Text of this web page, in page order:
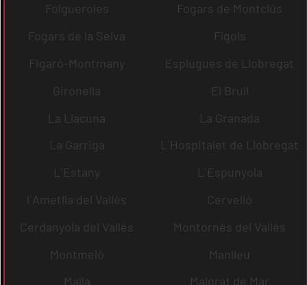
Folgueroles
Fogars de Montclús
Fogars de la Selva
Fígols
Figaró-Montmany
Esplugues de Llobregat
Gironella
El Brull
La Llacuna
La Granada
La Garriga
L´Hospitalet de Llobregat
L´Estany
L´Espunyola
l´Ametlla del Vallès
Cervelló
Cerdanyola del Vallès
Montornès del Vallès
Montmeló
Manlleu
Malla
Malgrat de Mar